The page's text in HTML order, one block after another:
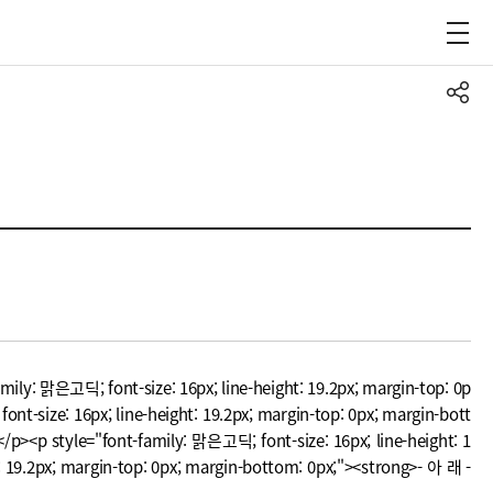
맑은고딕; font-size: 16px; line-height: 19.2px; margin-top: 0p
size: 16px; line-height: 19.2px; margin-top: 0px; margin-bott
style="font-family: 맑은고딕; font-size: 16px; line-height: 1
margin-top: 0px; margin-bottom: 0px;"><strong>- 아 래 -